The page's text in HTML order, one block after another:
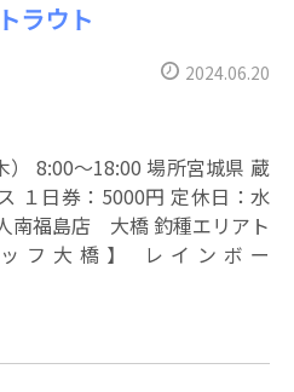
ラウト
2024.06.20
8:00～18:00 場所宮城県 蔵
１日券：5000円 定休日：水
南福島店 大橋 釣種エリアト
フ大橋】 レインボー